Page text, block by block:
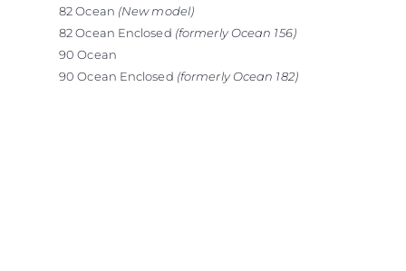
82 Ocean (New model)
82 Ocean Enclosed (formerly Ocean 156)
90 Ocean
90 Ocean Enclosed (formerly Ocean 182)